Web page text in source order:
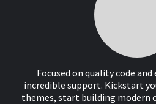
Focused on quality code
incredible support. Kickstart
themes, start building modern